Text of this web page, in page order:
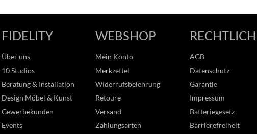
FIDELITY
Über uns
10 Studios
Beratung & Installation
Design Möbel & Kunst
Gewerbekunden
Events
WEBSHOP
Mein Konto
Merkzettel
Widerrufsbelehrung
Retoure
Versand
Zahlungsarten
AGB
Datenschutz
Garantie
Impressum
Batteriegesetz
Barrierefreiheit